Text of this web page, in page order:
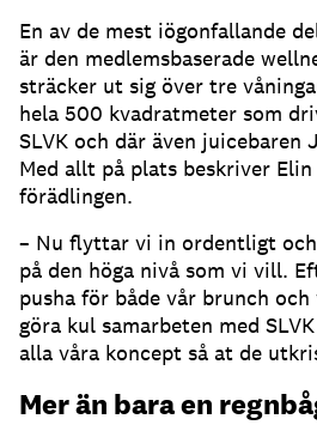
En av de mest iögonfallande
är den medlemsbaserade
sträcker ut sig över tre
hela 500 kvadratmeter som
SLVK och där även juicebaren
Med allt på plats beskriver
förädlingen.
– Nu flyttar vi in ordentligt
på den höga nivå som vi vill.
pusha för både vår brunch
göra kul samarbeten med
alla våra koncept så at de
Mer än bara en